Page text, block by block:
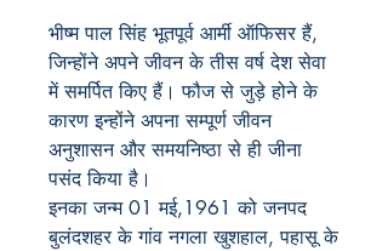
भीष्म पाल सिंह भूतपूर्व आर्मी ऑफिसर हैं,
जिन्होंने अपने जीवन के तीस वर्ष देश सेवा
में समर्पित किए हैं। फौज से जुड़े होने के
कारण इन्होंने अपना सम्पूर्ण जीवन
अनुशासन और समयनिष्ठा से ही जीना
पसंद किया है।
इनका जन्म 01 मई,1961 को जनपद
बुलंदशहर के गांव नगला खुशहाल, पहासू के